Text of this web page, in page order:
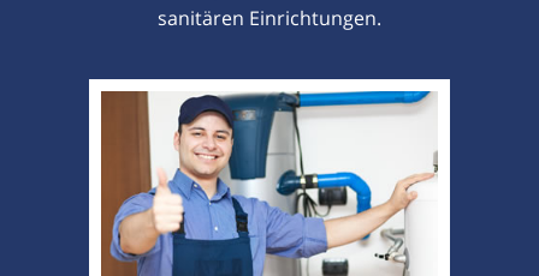
sanitären Einrichtungen.